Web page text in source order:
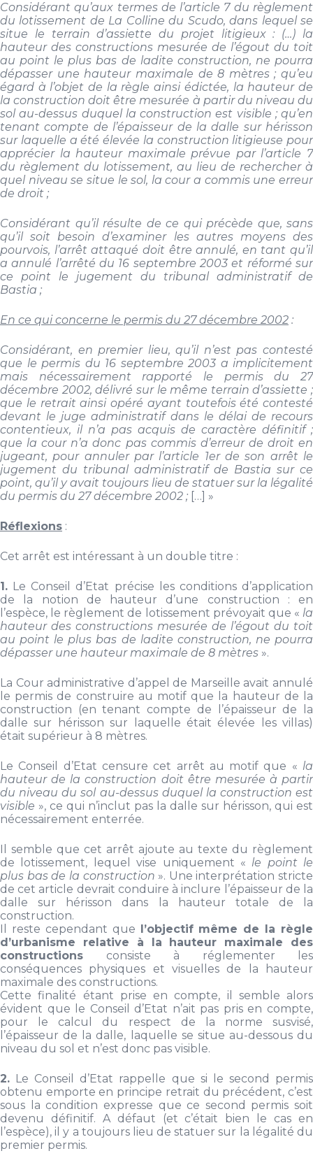
Considérant qu’aux termes de l’article 7 du règlement
du lotissement de La Colline du Scudo, dans lequel se
situe le terrain d’assiette du projet litigieux : (…) la
hauteur des constructions mesurée de l’égout du toit
au point le plus bas de ladite construction, ne pourra
dépasser une hauteur maximale de 8 mètres ; qu’eu
égard à l’objet de la règle ainsi édictée, la hauteur de
la construction doit être mesurée à partir du niveau du
sol au-dessus duquel la construction est visible ; qu’en
tenant compte de l’épaisseur de la dalle sur hérisson
sur laquelle a été élevée la construction litigieuse pour
apprécier la hauteur maximale prévue par l’article 7
du règlement du lotissement, au lieu de rechercher à
quel niveau se situe le sol, la cour a commis une erreur
de droit ;
Considérant qu’il résulte de ce qui précède que, sans
qu’il soit besoin d’examiner les autres moyens des
pourvois, l’arrêt attaqué doit être annulé, en tant qu’il
a annulé l’arrêté du 16 septembre 2003 et réformé sur
ce point le jugement du tribunal administratif de
Bastia ;
En ce qui concerne le permis du 27 décembre 2002 :
Considérant, en premier lieu, qu’il n’est pas contesté
que le permis du 16 septembre 2003 a implicitement
mais nécessairement rapporté le permis du 27
décembre 2002, délivré sur le même terrain d’assiette ;
que le retrait ainsi opéré ayant toutefois été contesté
devant le juge administratif dans le délai de recours
contentieux, il n’a pas acquis de caractère définitif ;
que la cour n’a donc pas commis d’erreur de droit en
jugeant, pour annuler par l’article 1er de son arrêt le
jugement du tribunal administratif de Bastia sur ce
point, qu’il y avait toujours lieu de statuer sur la légalité
du permis du 27 décembre 2002 ; […] »
Réflexions :
Cet arrêt est intéressant à un double titre :
1. Le Conseil d’Etat précise les conditions d’application
de la notion de hauteur d’une construction : en
l’espèce, le règlement de lotissement prévoyait que « la
hauteur des constructions mesurée de l’égout du toit
au point le plus bas de ladite construction, ne pourra
dépasser une hauteur maximale de 8 mètres ».
La Cour administrative d’appel de Marseille avait annulé
le permis de construire au motif que la hauteur de la
construction (en tenant compte de l’épaisseur de la
dalle sur hérisson sur laquelle était élevée les villas)
était supérieur à 8 mètres.
Le Conseil d’Etat censure cet arrêt au motif que « la
hauteur de la construction doit être mesurée à partir
du niveau du sol au-dessus duquel la construction est
visible », ce qui n’inclut pas la dalle sur hérisson, qui est
nécessairement enterrée.
Il semble que cet arrêt ajoute au texte du règlement
de lotissement, lequel vise uniquement « le point le
plus bas de la construction ». Une interprétation stricte
de cet article devrait conduire à inclure l’épaisseur de la
dalle sur hérisson dans la hauteur totale de la
construction.
Il reste cependant que l’objectif même de la règle
d’urbanisme relative à la hauteur maximale des
constructions consiste à réglementer les
conséquences physiques et visuelles de la hauteur
maximale des constructions.
Cette finalité étant prise en compte, il semble alors
évident que le Conseil d’Etat n’ait pas pris en compte,
pour le calcul du respect de la norme susvisé,
l’épaisseur de la dalle, laquelle se situe au-dessous du
niveau du sol et n’est donc pas visible.
2. Le Conseil d’Etat rappelle que si le second permis
obtenu emporte en principe retrait du précédent, c’est
sous la condition expresse que ce second permis soit
devenu définitif. A défaut (et c’était bien le cas en
l’espèce), il y a toujours lieu de statuer sur la légalité du
premier permis.